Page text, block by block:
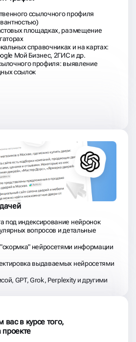
ссылочного профиля
площадках, размещение
справочниках и на картах:
Мой Бизнес, 2ГИС и др.
профиля: выявление
ссылок
под индексирование нейронок
вопросов и детальные
нейросетями информации
выдаваемых нейросетями
GPT, Grok, Perplexity и другими
в курсе того,
проекте